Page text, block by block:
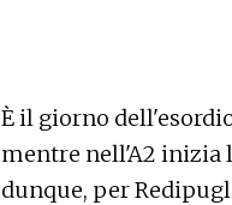
È il giorno
mentre nell'A2 inizia
dunque, per